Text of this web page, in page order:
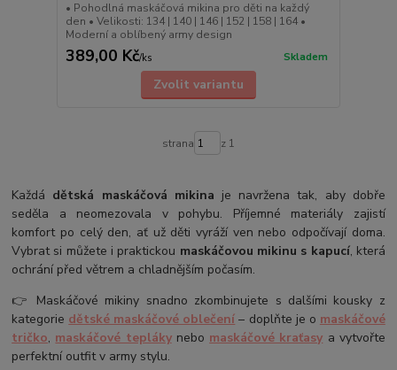
• Pohodlná maskáčová mikina pro děti na každý
den • Velikosti: 134 | 140 | 146 | 152 | 158 | 164 •
Moderní a oblíbený army design
389,00 Kč/ks Skladem
Zvolit variantu
strana z 1
Každá dětská maskáčová mikina je navržena tak, aby dobře
seděla a neomezovala v pohybu. Příjemné materiály zajistí
komfort po celý den, ať už děti vyráží ven nebo odpočívají doma.
Vybrat si můžete i praktickou maskáčovou mikinu s kapucí, která
ochrání před větrem a chladnějším počasím.
👉 Maskáčové mikiny snadno zkombinujete s dalšími kousky z
kategorie dětské maskáčové oblečení – doplňte je o maskáčové
tričko, maskáčové teplákynebo maskáčové kraťasy a vytvořte
perfektní outfit v army stylu.